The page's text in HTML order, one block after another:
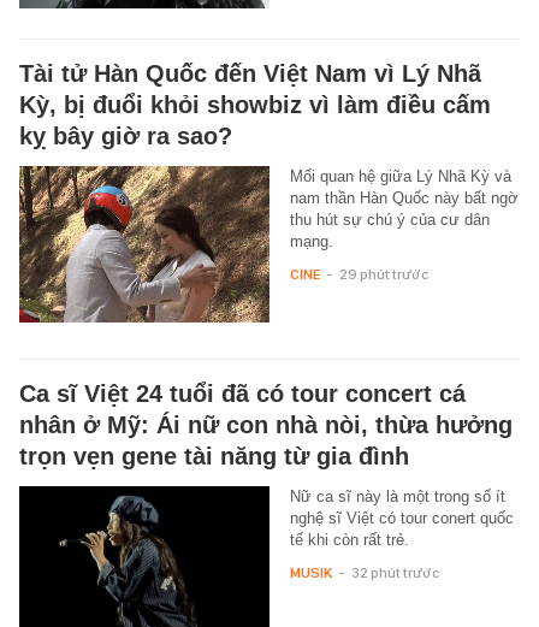
Tài tử Hàn Quốc đến Việt Nam vì Lý Nhã
Kỳ, bị đuổi khỏi showbiz vì làm điều cấm
kỵ bây giờ ra sao?
Mối quan hệ giữa Lý Nhã Kỳ và
nam thần Hàn Quốc này bất ngờ
thu hút sự chú ý của cư dân
mạng.
CINE - 29 phút trước
Ca sĩ Việt 24 tuổi đã có tour concert cá
nhân ở Mỹ: Ái nữ con nhà nòi, thừa hưởng
trọn vẹn gene tài năng từ gia đình
Nữ ca sĩ này là một trong số ít
nghệ sĩ Việt có tour conert quốc
tế khi còn rất trẻ.
MUSIK - 32 phút trước